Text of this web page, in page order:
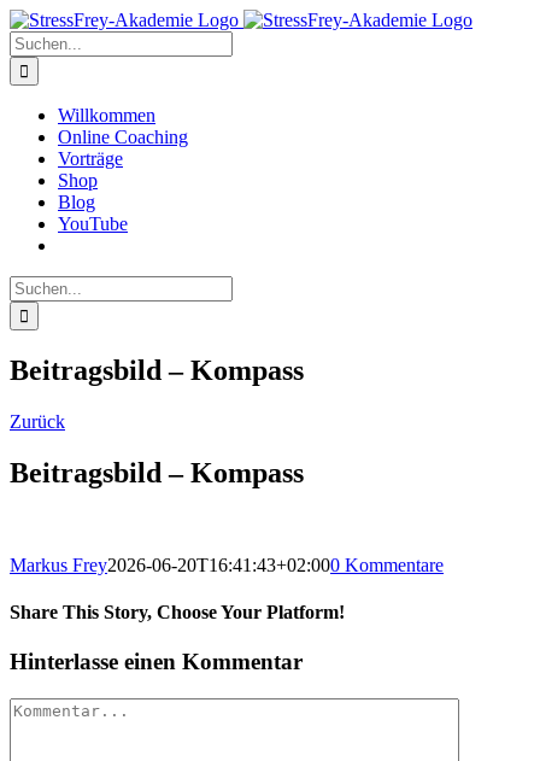
Zum
Inhalt
springen
Suche
nach:
Willkommen
Online Coaching
Vorträge
Shop
Blog
YouTube
Suche
nach:
Beitragsbild – Kompass
Zurück
Beitragsbild – Kompass
Markus Frey2026-06-20T16:41:43+02:000 Kommentare
Share This Story, Choose Your Platform!
Hinterlasse einen Kommentar
Kommentar